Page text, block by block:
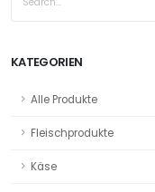
KATEGORIEN
Alle Produkte
Fleischprodukte
Käse